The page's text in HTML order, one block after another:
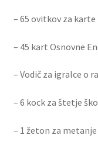
– 65 ovitkov za
– 45 kart Osnovne
– Vodič za igralce o
– 6 kock za štetje
– 1 žeton za